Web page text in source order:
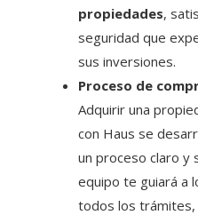
propiedades,
seguridad que
sus inversiones.
Proceso de
Adquirir una
con Haus se
un proceso claro y
equipo te guiará a
todos los trámites,